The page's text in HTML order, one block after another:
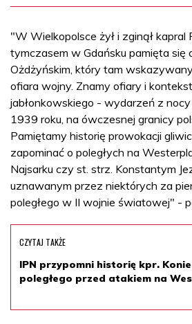
"W Wielkopolsce żył i zginął kapral
tymczasem w Gdańsku pamięta się
Ożdżyńskim, który tam
ofiara wojny. Znamy ofiary i
jabłonkowskiego - wydarzeń z
1939 roku, na ówczesnej granicy
Pamiętamy historię prowokacji
zapominać o poległych na
Najsarku czy st. strz. Konstantym
uznawanym przez niektórych za
poległego w II wojnie światowej" -
CZYTAJ TAKŻE
IPN przypomni historię kpr.
poległego przed atakiem na